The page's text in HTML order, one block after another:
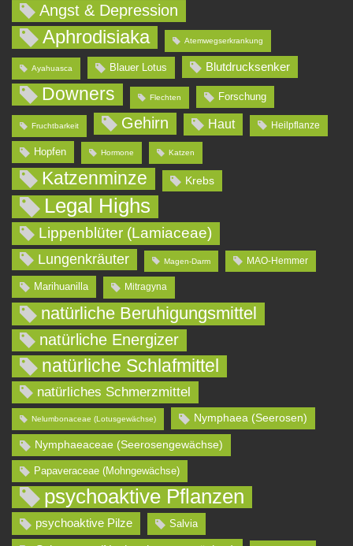
Angst & Depression
Aphrodisiaka Atemwegserkrankung
Ayahuasca Blauer Lotus Blutdrucksenker
Downers Flechten Forschung
Fruchtbarkeit Gehirn Haut Heilpflanze
Hopfen Hormone Katzen
Katzenminze Krebs
Legal Highs
Lippenblüter (Lamiaceae)
Lungenkräuter Magen-Darm MAO-Hemmer
Marihuanilla Mitragyna
natürliche Beruhigungsmittel
natürliche Energizer
natürliche Schlafmittel
natürliches Schmerzmittel
Nelumbonaceae (Lotusgewächse) Nymphaea (Seerosen)
Nymphaeaceae (Seerosengewächse)
Papaveraceae (Mohngewächse)
psychoaktive Pflanzen
psychoaktive Pilze Salvia